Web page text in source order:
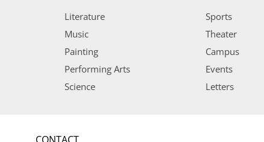
Literature
Music
Painting
Performing Arts
Science
Sports
Theater
Campus
Events
Letters